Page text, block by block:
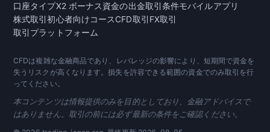
口座タイプX2 ボーナス資金の出金取引条件モバイルアプリ
株式取引初心者向けコースCFD取引 FX取引
取引プラットフォーム
CFDは複雑な金融商品であり、レバレッジの影響により、短期間で資金を
失うリスクが高くなります。損失を許容できる範囲の資金でのみ取引を行
ってください。
本コンテンツは情報提供のみを目的としており、金融アドバイスで
はありません。取引の前には必ず最新の条件をご確認ください。